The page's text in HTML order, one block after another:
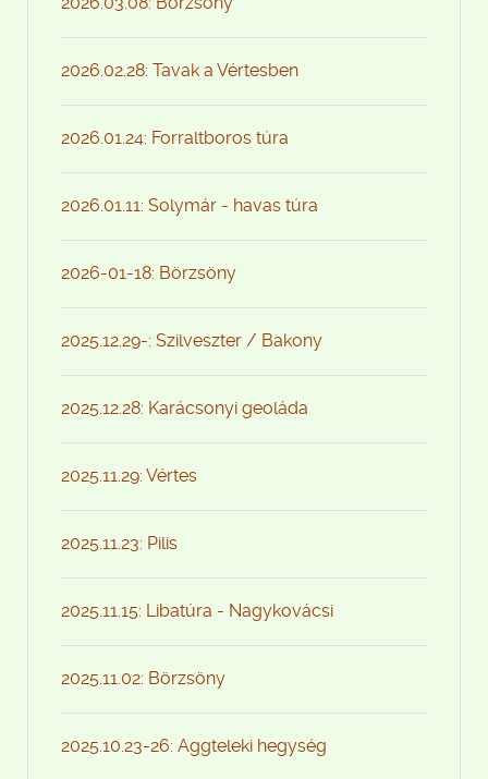
2026.02.28: Tavak a Vértesben
2026.01.24: Forraltboros túra
2026.01.11: Solymár - havas túra
2026-01-18: Börzsöny
2025.12.29-: Szilveszter / Bakony
2025.12.28: Karácsonyi geoláda
2025.11.29: Vértes
2025.11.23: Pilis
2025.11.15: Libatúra - Nagykovácsi
2025.11.02: Börzsöny
2025.10.23-26: Aggteleki hegység